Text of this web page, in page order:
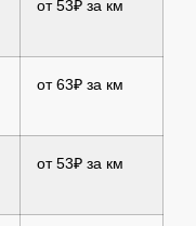
от 53₽ за км
от 63₽ за км
от 53₽ за км